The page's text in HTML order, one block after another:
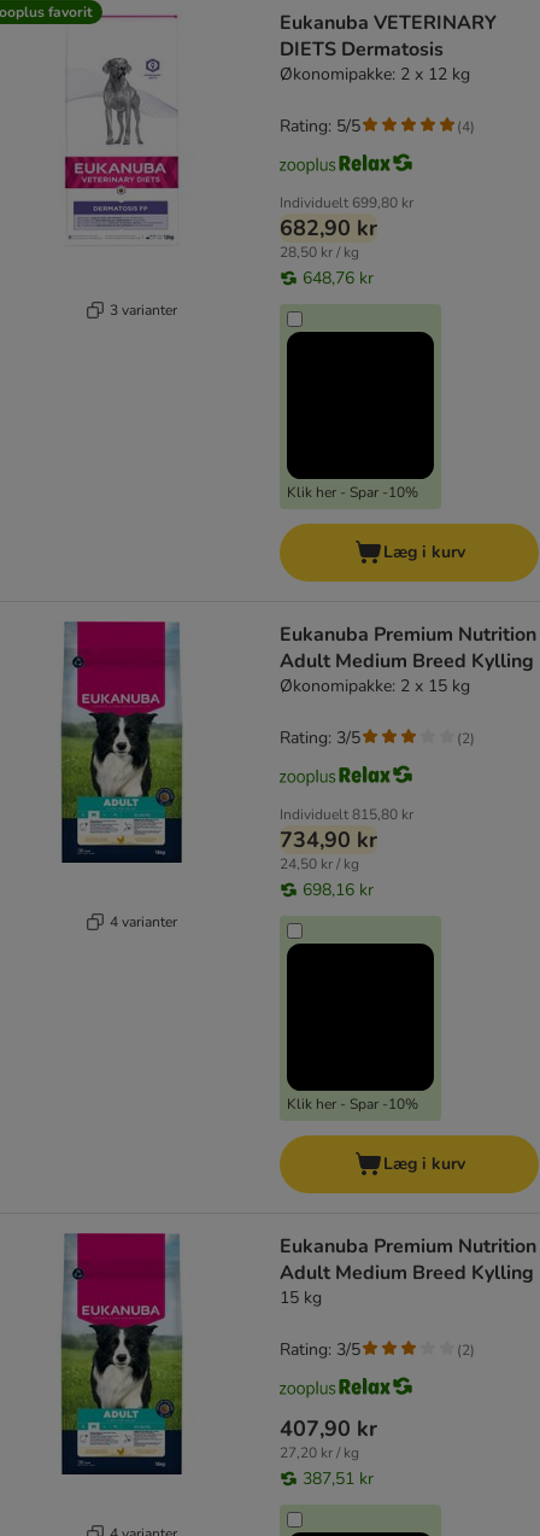
favorit
3 varianter
Eukanuba VETERINARY
DIETS Dermatosis
Økonomipakke: 2 x 12 kg
Individuelt 699,80 kr
682,90 kr
28,50 kr / kg
648,76 kr
Klik her - Spar -10%
Rating: 5/5 (4)
Læg i kurv
4 varianter
Eukanuba Premium Nutrition
Adult Medium Breed Kylling
Økonomipakke: 2 x 15 kg
Individuelt815,80 kr
734,90 kr
24,50 kr / kg
698,16 kr
Klik her - Spar -10%
Rating: 3/5 (2)
Læg i kurv
Eukanuba Premium Nutrition
Adult Medium Breed Kylling
15 kg
407,90 kr
27,20 kr / kg
387,51 kr
Rating: 3/5 (2)